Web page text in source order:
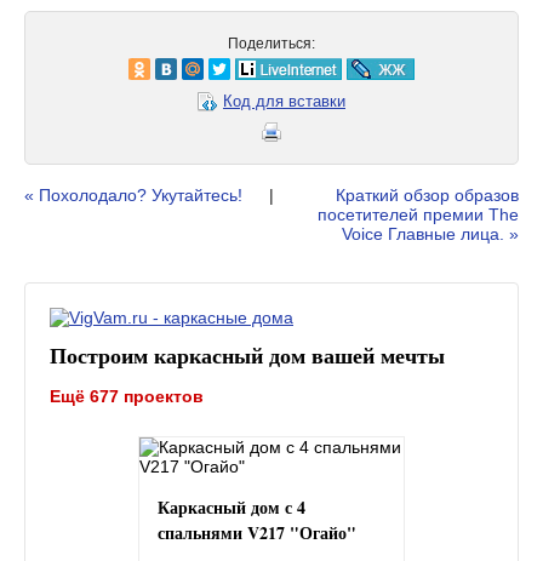
Поделиться:
Код для вставки
« Похолодало? Укутайтесь! |
Краткий обзор образов
посетителей премии The
Voice Главные лица. »
Построим каркасный дом вашей мечты
Ещё 677 проектов
Каркасный дом с 4
спальнями V217 "Огайо"